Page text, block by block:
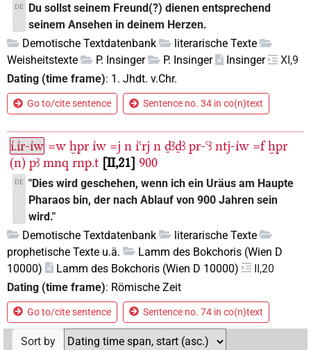
DE
Du sollst seinem Freund(?) dienen entsprechend
seinem Ansehen in deinem Herzen.
Demotische Textdatenbank
literarische Texte
Weisheitstexte
P. Insinger P. Insinger Insinger
XI,9
Dating (time frame): 1. Jhdt. v.Chr.
Go to/cite sentence Sentence no. 34 in co(n)text
ı͗.ı͗r-ı͗w =w ḫpr ı͗w =j n ı͗ꜥrj n ḏꜣḏꜣ pr-ꜥꜣ ntj-ı͗w =f ḫpr
(n) pꜣ mnq rnp.t II,21 900
DE
"Dies wird geschehen, wenn ich ein Uräus am Haupte
Pharaos bin, der nach Ablauf von 900 Jahren sein
wird."
Demotische Textdatenbank
literarische Texte
prophetische Texte u.ä.
Lamm des Bokchoris (Wien D
10000)
Lamm des Bokchoris (Wien D 10000)
II,20
Dating (time frame): Römische Zeit
Go to/cite sentence Sentence no. 74 in co(n)text
Sort by